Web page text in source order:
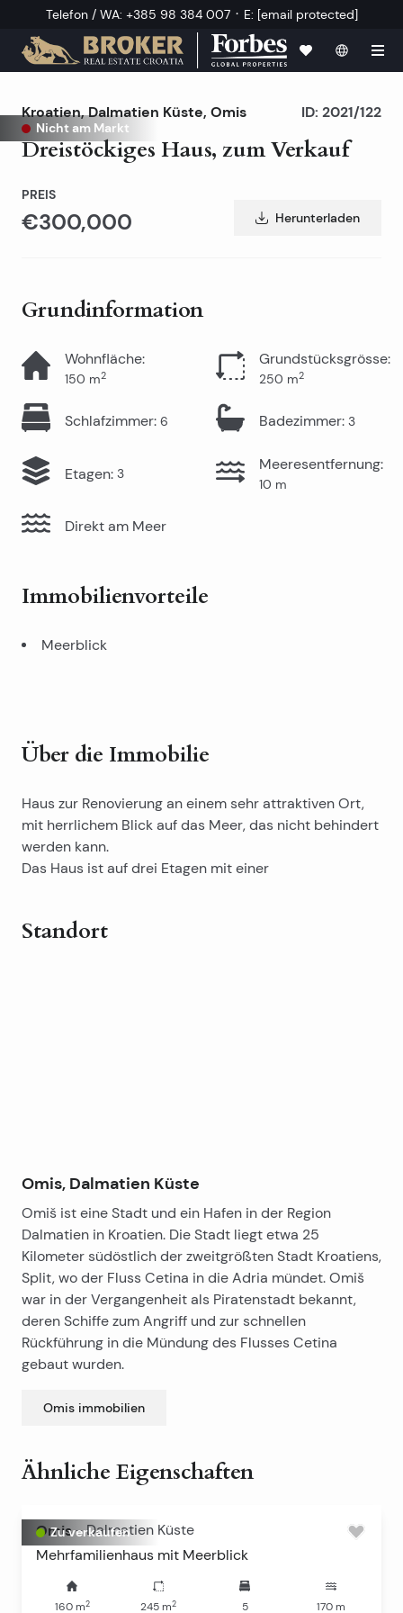
Telefon / WA: +385 98 384 007 · E: [email protected]
Nicht am Markt
Kroatien,Dalmatien Küste, Omis
Dreistöckiges Haus, zum Verkauf
ID: 2021/122
PREIS
€300,000 Herunterladen
Grundinformation
Wohnfläche:
150 m2
Grundstücksgrösse:
250 m2
Schlafzimmer: 6 Badezimmer: 3
Etagen: 3
Meeresentfernung:
10 m
Direkt am Meer
Immobilienvorteile
Meerblick
Über die Immobilie
Haus zur Renovierung an einem sehr attraktiven Ort,
mit herrlichem Blick auf das Meer, das nicht behindert
werden kann.
Das Haus ist auf drei Etagen mit einer
Auf jeder Etage befindet sich eine Wohnung.
Standort
Omis, Dalmatien Küste
Omiš ist eine Stadt und ein Hafen in der Region
Dalmatien in Kroatien. Die Stadt liegt etwa 25
Kilometer südöstlich der zweitgrößten Stadt Kroatiens,
Split, wo der Fluss Cetina in die Adria mündet. Omiš
war in der Vergangenheit als Piratenstadt bekannt,
deren Schiffe zum Angriff und zur schnellen
Rückführung in die Mündung des Flusses Cetina
gebaut wurden.
Omis immobilien
Ähnliche Eigenschaften
Zu verkaufen
Omis - Dalmatien Küste
Mehrfamilienhaus mit Meerblick
160m2 245 m2 5 170 m